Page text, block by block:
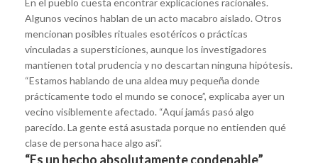
Algunos vecinos hablan de un acto macabro aislado. Otros
mencionan posibles rituales esotéricos o prácticas
vinculadas a supersticiones, aunque los investigadores
mantienen total prudencia y no descartan ninguna hipótesis.
“Estamos hablando de una aldea muy pequeña donde
prácticamente todo el mundo se conoce”, explicaba ayer un
vecino visiblemente afectado. “Aquí jamás pasó algo
parecido. La gente está asustada porque no entienden qué
clase de persona hace algo así”.
“Es un hecho absolutamente condenable”